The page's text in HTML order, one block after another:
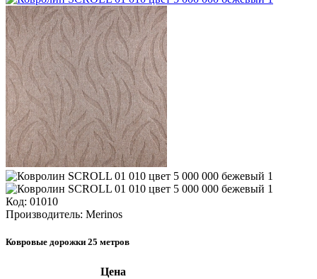
Код: 01010
Производитель: Merinos
Ковровые дорожки 25 метров
Цена